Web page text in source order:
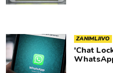
ZANIMLJIVO
'Chat